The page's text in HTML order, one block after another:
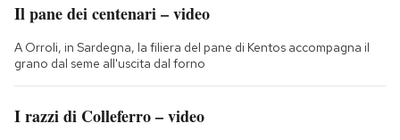
Il pane dei centenari – video
A Orroli, in Sardegna, la filiera del pane di Kentos accompagna il
grano dal seme all'uscita dal forno
I razzi di Colleferro – video